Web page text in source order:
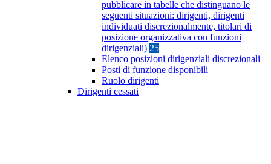
pubblicare in tabelle che distinguano le
seguenti situazioni: dirigenti, dirigenti
individuati discrezionalmente, titolari di
posizione organizzativa con funzioni
dirigenziali) 25
Elenco posizioni dirigenziali discrezionali
Posti di funzione disponibili
Ruolo dirigenti
Dirigenti cessati